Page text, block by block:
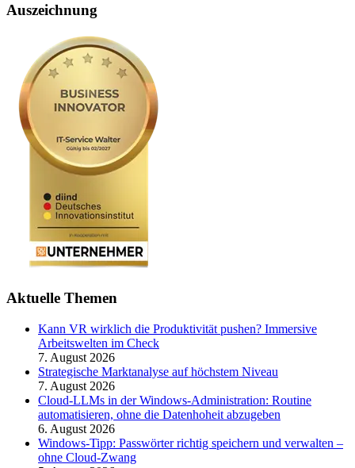
Auszeichnung
Aktuelle Themen
Kann VR wirklich die Produktivität pushen? Immersive
Arbeitswelten im Check
7. August 2026
Strategische Marktanalyse auf höchstem Niveau
7. August 2026
Cloud-LLMs in der Windows-Administration: Routine
automatisieren, ohne die Datenhoheit abzugeben
6. August 2026
Windows-Tipp: Passwörter richtig speichern und verwalten –
ohne Cloud-Zwang